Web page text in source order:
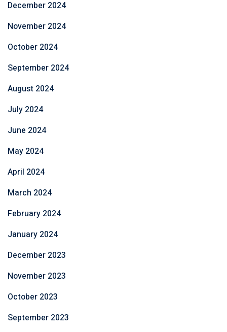
December 2024
November 2024
October 2024
September 2024
August 2024
July 2024
June 2024
May 2024
April 2024
March 2024
February 2024
January 2024
December 2023
November 2023
October 2023
September 2023